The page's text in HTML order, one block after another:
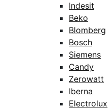
Indesit
Beko
Blomberg
Bosch
Siemens
Candy
Zerowatt
Iberna
Electrolux